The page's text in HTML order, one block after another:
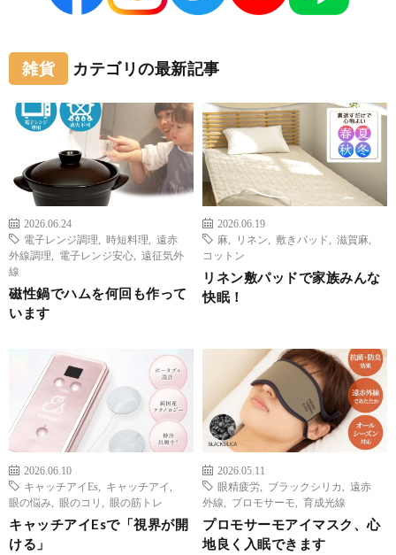
雑貨 カテゴリの最新記事
2026.06.24
電子レンジ調理
時短料理
遠赤
外線調理
電子レンジ安心
遠征気外
線
磁性鍋でハムを何回も作って
います
2026.06.19
麻
リネン 敷きパッド 滋賀麻
コットン
リネン敷パッドで家族みんな
快眠！
2026.06.10
キャッチアイEs
キャッチアイ
眼の悩み
眼のコリ 眼の筋トレ
キャッチアイEsで「視界が開
ける」
2026.05.11
眼精疲労
ブラックシリカ
遠赤
外線
プロモサーモ 育成光線
プロモサーモアイマスク、心
地良く入眠できます